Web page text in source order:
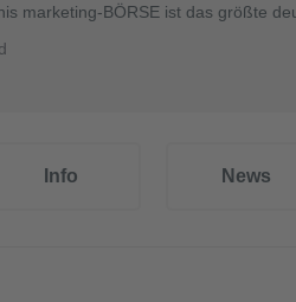
marketing-BÖRSE ist das größte
Info News